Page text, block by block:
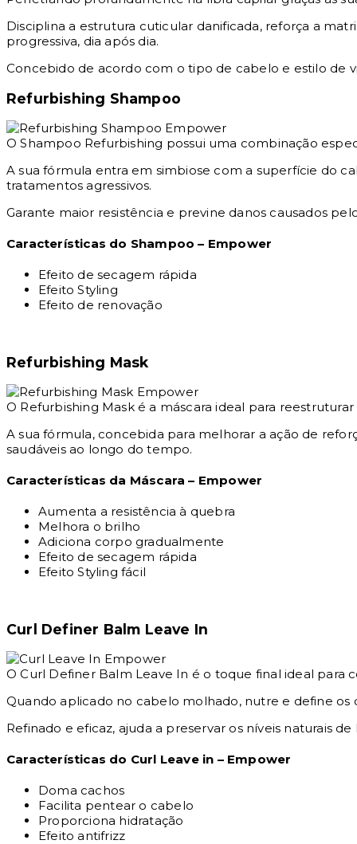
Disciplina a estrutura cuticular danificada, reforça a
progressiva, dia após dia.
Concebido de acordo com o tipo de cabelo e estilo de
Refurbishing Shampoo
O Shampoo Refurbishing possui uma combinação
A sua fórmula entra em simbiose com a superfície do
tratamentos agressivos.
Garante maior resistência e previne danos causados
Características do Shampoo – Empower
Efeito de secagem rápida
Efeito Styling
Efeito de renovação
Refurbishing Mask
O Refurbishing Mask é a máscara ideal para
A sua fórmula, concebida para melhorar a ação de
saudáveis ao longo do tempo.
Características da Máscara – Empower
Aumenta a resistência à quebra
Melhora o brilho
Adiciona corpo gradualmente
Efeito de secagem rápida
Efeito Styling fácil
Curl Definer Balm Leave In
O Curl Definer Balm Leave In é o toque final ideal
Quando aplicado no cabelo molhado, nutre e define
Refinado e eficaz, ajuda a preservar os níveis naturais
Características do Curl Leave in – Empower
Doma cachos
Facilita pentear o cabelo
Proporciona hidratação
Efeito antifrizz